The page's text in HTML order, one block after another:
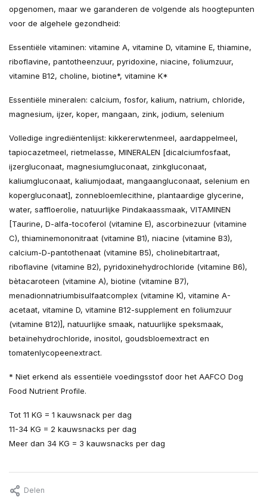
opgenomen, maar we garanderen de volgende als hoogtepunten
voor de algehele gezondheid:
Essentiële vitaminen: vitamine A, vitamine D, vitamine E, thiamine,
riboflavine, pantotheenzuur, pyridoxine, niacine, foliumzuur,
vitamine B12, choline, biotine*, vitamine K*
Essentiële mineralen: calcium, fosfor, kalium, natrium, chloride,
magnesium, ijzer, koper, mangaan, zink, jodium, selenium
Volledige ingrediëntenlijst: kikkererwtenmeel, aardappelmeel,
tapiocazetmeel, rietmelasse, MINERALEN [dicalciumfosfaat,
ijzergluconaat, magnesiumgluconaat, zinkgluconaat,
kaliumgluconaat, kaliumjodaat, mangaangluconaat, selenium en
kopergluconaat], zonnebloemlecithine, plantaardige glycerine,
water, saffloerolie, natuurlijke Pindakaassmaak, VITAMINEN
[Taurine, D-alfa-tocoferol (vitamine E), ascorbinezuur (vitamine
C), thiaminemononitraat (vitamine B1), niacine (vitamine B3),
calcium-D-pantothenaat (vitamine B5), cholinebitartraat,
riboflavine (vitamine B2), pyridoxinehydrochloride (vitamine B6),
bètacaroteen (vitamine A), biotine (vitamine B7),
menadionnatriumbisulfaatcomplex (vitamine K), vitamine A-
acetaat, vitamine D, vitamine B12-supplement en foliumzuur
(vitamine B12)], natuurlijke smaak, natuurlijke speksmaak,
betaïnehydrochloride, inositol, goudsbloemextract en
tomatenlycopeenextract.
* Niet erkend als essentiële voedingsstof door het AAFCO Dog
Food Nutrient Profile.
Tot 11 KG = 1 kauwsnack per dag
11-34 KG = 2 kauwsnacks per dag
Meer dan 34 KG = 3 kauwsnacks per dag
Delen